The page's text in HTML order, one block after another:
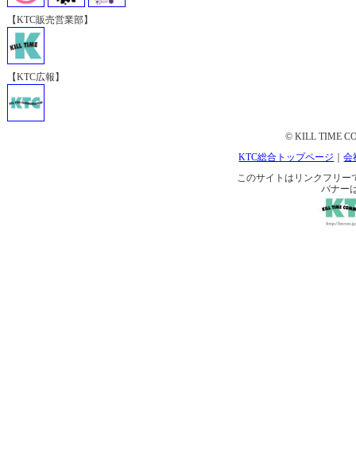
【KTC販売営業部】
【KTC広報】
© KILL TIME
KTC総合トップページ
｜会
このサイトはリンクフリー
バナー